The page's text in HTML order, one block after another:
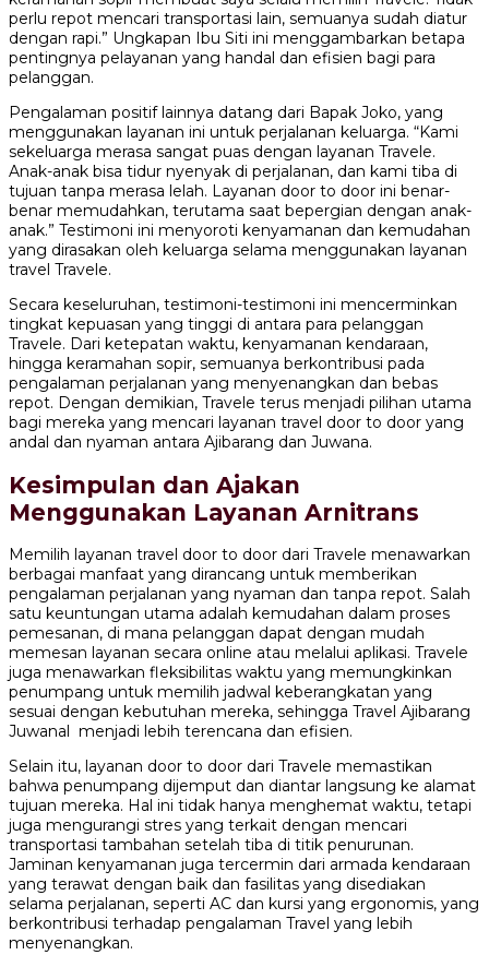
perlu repot mencari transportasi lain, semuanya sudah diatur
dengan rapi.” Ungkapan Ibu Siti ini menggambarkan betapa
pentingnya pelayanan yang handal dan efisien bagi para
pelanggan.
Pengalaman positif lainnya datang dari Bapak Joko, yang
menggunakan layanan ini untuk perjalanan keluarga. “Kami
sekeluarga merasa sangat puas dengan layanan Travele.
Anak-anak bisa tidur nyenyak di perjalanan, dan kami tiba di
tujuan tanpa merasa lelah. Layanan door to door ini benar-
benar memudahkan, terutama saat bepergian dengan anak-
anak.” Testimoni ini menyoroti kenyamanan dan kemudahan
yang dirasakan oleh keluarga selama menggunakan layanan
travel Travele.
Secara keseluruhan, testimoni-testimoni ini mencerminkan
tingkat kepuasan yang tinggi di antara para pelanggan
Travele. Dari ketepatan waktu, kenyamanan kendaraan,
hingga keramahan sopir, semuanya berkontribusi pada
pengalaman perjalanan yang menyenangkan dan bebas
repot. Dengan demikian, Travele terus menjadi pilihan utama
bagi mereka yang mencari layanan travel door to door yang
andal dan nyaman antara Ajibarang dan Juwana.
Kesimpulan dan Ajakan
Menggunakan Layanan Arnitrans
Memilih layanan travel door to door dari Travele menawarkan
berbagai manfaat yang dirancang untuk memberikan
pengalaman perjalanan yang nyaman dan tanpa repot. Salah
satu keuntungan utama adalah kemudahan dalam proses
pemesanan, di mana pelanggan dapat dengan mudah
memesan layanan secara online atau melalui aplikasi. Travele
juga menawarkan fleksibilitas waktu yang memungkinkan
penumpang untuk memilih jadwal keberangkatan yang
sesuai dengan kebutuhan mereka, sehingga Travel Ajibarang
Juwanal menjadi lebih terencana dan efisien.
Selain itu, layanan door to door dari Travele memastikan
bahwa penumpang dijemput dan diantar langsung ke alamat
tujuan mereka. Hal ini tidak hanya menghemat waktu, tetapi
juga mengurangi stres yang terkait dengan mencari
transportasi tambahan setelah tiba di titik penurunan.
Jaminan kenyamanan juga tercermin dari armada kendaraan
yang terawat dengan baik dan fasilitas yang disediakan
selama perjalanan, seperti AC dan kursi yang ergonomis, yang
berkontribusi terhadap pengalaman Travel yang lebih
menyenangkan.